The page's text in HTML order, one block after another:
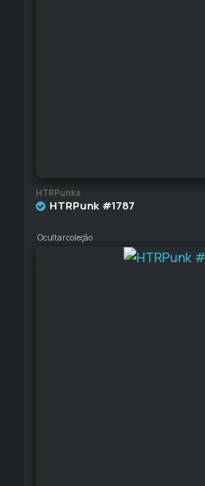
HTRPunks
HTRPunk #1787
Ocultar coleção